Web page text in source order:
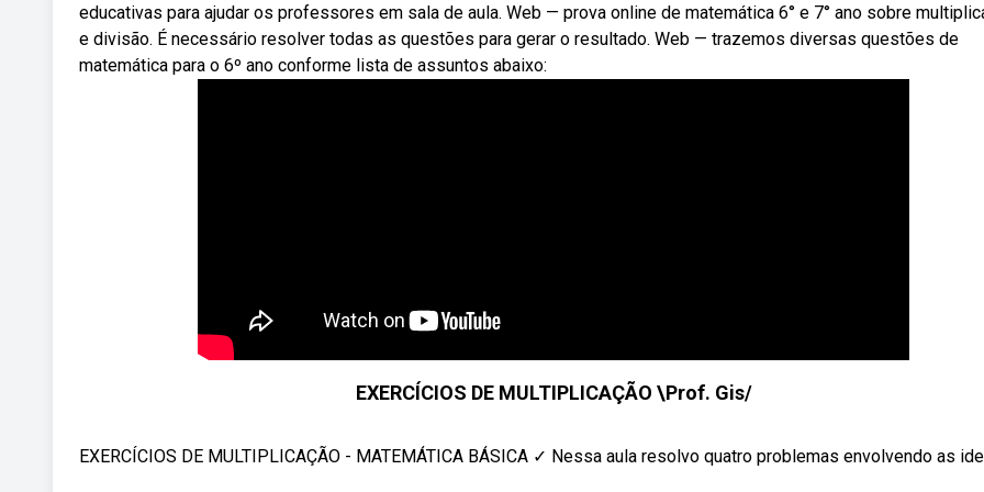
educativas para ajudar os professores em sala de aula. Web — prova online de matemática 6° e 7° ano sobre
e divisão. É necessário resolver todas as questões para gerar o resultado. Web — trazemos diversas questões de
matemática para o 6º ano conforme lista de assuntos abaixo:
EXERCÍCIOS DE MULTIPLICAÇÃO \Prof. Gis/
EXERCÍCIOS DE MULTIPLICAÇÃO - MATEMÁTICA BÁSICA ✓ Nessa aula resolvo quatro problemas envolvendo as